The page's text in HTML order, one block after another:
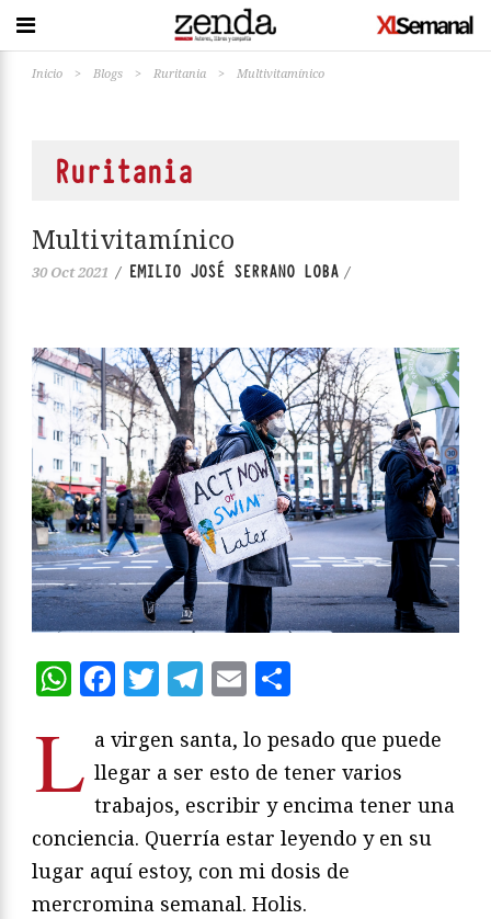
Inicio > Blogs > Ruritania > Multivitamínico
Ruritania
Multivitamínico
30 Oct 2021 / EMILIO JOSÉ SERRANO LOBA /
WhatsApp
Facebook
Twitter
Telegram
Email
L a virgen santa, lo pesado que puede
llegar a ser esto de tener varios
trabajos, escribir y encima tener una
conciencia. Querría estar leyendo y en su
lugar aquí estoy, con mi dosis de
mercromina semanal. Holis.